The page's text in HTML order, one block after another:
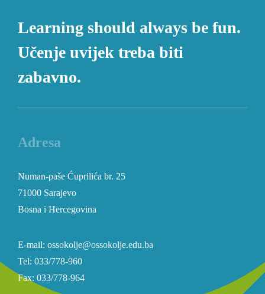
Learning should always be fun.
Učenje uvijek treba biti
zabavno.
Adresa
Numan-paše Ćuprilića br. 25
71000 Sarajevo
Bosna i Hercegovina
E-mail: ossokolje@ossokolje.edu.ba
Tel: 033/778-960
Fax: 033/778-964